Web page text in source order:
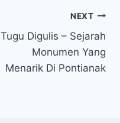
NEXT
Tugu Digulis – Sejarah
Monumen Yang
Menarik Di Pontianak